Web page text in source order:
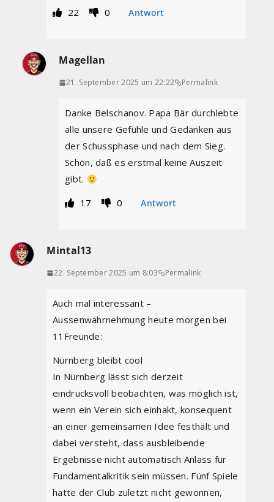
22 0 Antwort
Magellan
21. September 2025 um 22:22 Permalink
Danke Belschanov. Papa Bär durchlebte
alle unsere Gefühle und Gedanken aus
der Schussphase und nach dem Sieg.
Schön, daß es erstmal keine Auszeit
gibt.
17
0 Antwort
Mintal13
22. September 2025 um 8:03 Permalink
Auch mal interessant –
Aussenwahrnehmung heute morgen bei
11Freunde:
Nürnberg bleibt cool
In Nürnberg lässt sich derzeit
eindrucksvoll beobachten, was möglich ist,
wenn ein Verein sich einhakt, konsequent
an einer gemeinsamen Idee festhält und
dabei versteht, dass ausbleibende
Ergebnisse nicht automatisch Anlass für
Fundamentalkritik sein müssen. Fünf Spiele
hatte der Club zuletzt nicht gewonnen,